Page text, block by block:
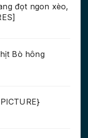
đọt ngon xèo,
Bò hông